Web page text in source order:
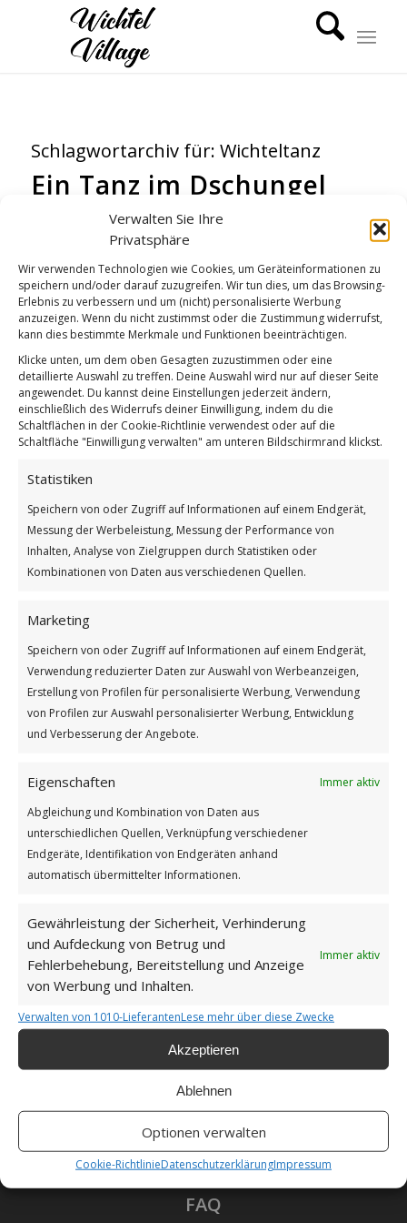
Verwalten Sie Ihre
Privatsphäre
Wir verwenden Technologien wie Cookies, um Geräteinformationen zu
speichern und/oder darauf zuzugreifen. Wir tun dies, um das Browsing-
Erlebnis zu verbessern und um (nicht) personalisierte Werbung
anzuzeigen. Wenn du nicht zustimmst oder die Zustimmung widerrufst,
kann dies bestimmte Merkmale und Funktionen beeinträchtigen.
Klicke unten, um dem oben Gesagten zuzustimmen oder eine
detaillierte Auswahl zu treffen. Deine Auswahl wird nur auf dieser Seite
angewendet. Du kannst deine Einstellungen jederzeit ändern,
einschließlich des Widerrufs deiner Einwilligung, indem du die
Schaltflächen in der Cookie-Richtlinie verwendest oder auf die
Schaltfläche "Einwilligung verwalten" am unteren Bildschirmrand klickst.
Statistiken
Speichern von oder Zugriff auf Informationen auf einem Endgerät,
Messung der Werbeleistung, Messung der Performance von
Inhalten, Analyse von Zielgruppen durch Statistiken oder
Kombinationen von Daten aus verschiedenen Quellen.
Marketing
Speichern von oder Zugriff auf Informationen auf einem Endgerät,
Verwendung reduzierter Daten zur Auswahl von Werbeanzeigen,
Erstellung von Profilen für personalisierte Werbung, Verwendung
von Profilen zur Auswahl personalisierter Werbung, Entwicklung
und Verbesserung der Angebote.
Eigenschaften
Immer aktiv
Abgleichung und Kombination von Daten aus
unterschiedlichen Quellen, Verknüpfung verschiedener
Endgeräte, Identifikation von Endgeräten anhand
automatisch übermittelter Informationen.
Gewährleistung der Sicherheit, Verhinderung
und Aufdeckung von Betrug und
Fehlerbehebung, Bereitstellung und Anzeige
von Werbung und Inhalten.
Immer aktiv
Verwalten von 1010-LieferantenLese mehr über diese Zwecke
Akzeptieren
Ablehnen
Optionen verwalten
Cookie-RichtlinieDatenschutzerklärungImpressum
Schlagwortarchiv für: Wichteltanz
Ein Tanz im Dschungel
WICHTEL-NEWS
Ein Tanz im Dschungel
Weiterlesen
Wie findest du diesen Beitrag?
21. AUGUST 2025 / 0 KOMMENTARE / VON GÜNTER
Impressum
Datenschutzerklärung
Unsere Cookie-Richtlinie (EU)
Haftungsausschluss
Als Amazon-Partner verdiene ich an qualifizierten
Verkäufen.
FAQ